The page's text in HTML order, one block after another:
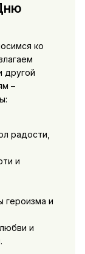
ко
другой
–
радости,
и
героизма и
и